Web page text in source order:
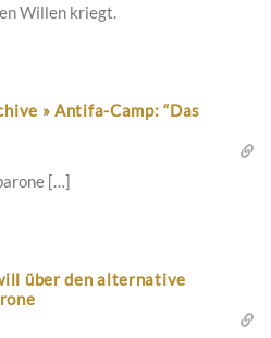
Willen kriegt.
» Antifa-Camp: “Das
[…]
über den alternative